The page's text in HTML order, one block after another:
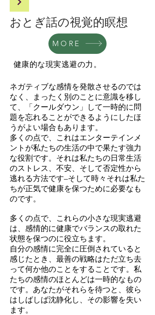
健康的な現実逃避の力。
ネガティブな感情を発散させるのでは
なく、まったく別のことに意識を移し
て、「クールダウン」して一時的に問
題を忘れることができるようにしたほ
うがよい場合もあります。
多くの点で、これはエンターテインメ
ントが私たちの生活の中で果たす強力
な役割です。それは私たちの日常生活
のストレス、不安、そして否定性から
逃れる方法です–そして時々それは私た
ちが正気で健康を保つために必要なも
のです。
多くの点で、これらの小さな現実逃避
は、感情的に健康でバランスの取れた
状態を保つのに役立ちます。
自分の感情に完全に圧倒されていると
感じたとき、最善の戦略はただ立ち去
って何か他のことをすることです。私
たちの感情のほとんどは一時的なもの
です。あなたがそれらを待つと、彼ら
はしばしば沈静化し、その影響を失い
ます。
おとぎ話の視覚的瞑想
MORE